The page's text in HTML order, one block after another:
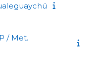
/ Met.